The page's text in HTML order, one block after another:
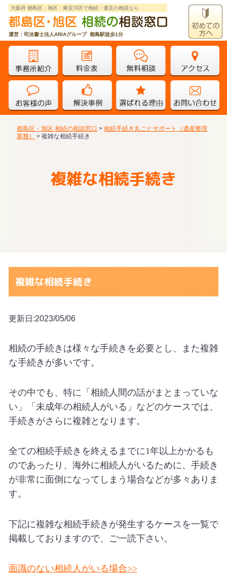
大阪府 都島区・旭区・東淀川区で相続・遺言の相談なら
運営：司法書士法人ARIAグループ 都島駅徒歩1分
都島区・旭区 相続の相談窓口 >相続手続き丸ごとサポート（遺産整理
業務）
>複雑な相続手続き
複雑な相続手続き
複雑な相続手続き
更新日:2023/05/06
相続の手続きは様々な手続きを必要とし、また複雑
な手続きが多いです。
その中でも、特に「相続人間の話がまとまっていな
い」「未成年の相続人がいる」などのケースでは、
手続きがさらに複雑となります。
全ての相続手続きを終えるまでに1年以上かかるも
のであったり、海外に相続人がいるために、手続き
が非常に面倒になってしまう場合などが多々ありま
す。
下記に複雑な相続手続きが発生するケースを一覧で
掲載しておりますので、ご一読下さい。
面識のない相続人がいる場合>>